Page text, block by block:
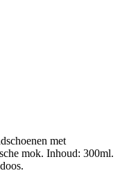
met
mok. Inhoud: 300ml.